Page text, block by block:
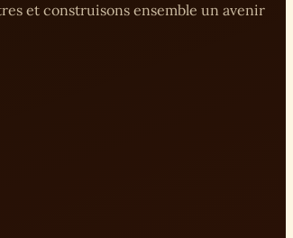
et construisons ensemble un avenir